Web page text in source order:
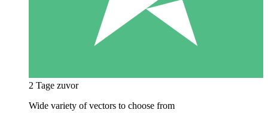
2 Tage zuvor
Wide variety of vectors to choose from